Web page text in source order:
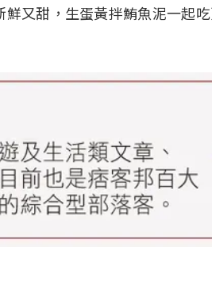
又甜，生蛋黃拌鮪魚泥一起